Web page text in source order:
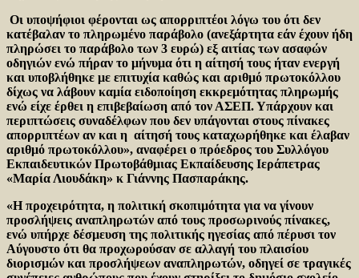
Οι υποψήφιοι φέρονται ως απορριπτέοι λόγω του ότι δεν
κατέβαλαν το πληρωμένο παράβολο (ανεξάρτητα εάν έχουν ήδη
πληρώσει το παράβολο των 3 ευρώ) εξ αιτίας των ασαφών
οδηγιών ενώ πήραν το μήνυμα ότι η αίτησή τους ήταν ενεργή
και υποβλήθηκε με επιτυχία καθώς και αριθμό πρωτοκόλλου
δίχως να λάβουν καμία ειδοποίηση εκκρεμότητας πληρωμής
ενώ είχε έρθει η επιβεβαίωση από τον ΑΣΕΠ. Υπάρχουν και
περιπτώσεις συναδέλφων που δεν υπάγονται στους πίνακες
απορριπτέων αν και η αίτησή τους καταχωρήθηκε και έλαβαν
αριθμό πρωτοκόλλου», αναφέρει ο πρόεδρος του Συλλόγου
Εκπαιδευτικών Πρωτοβάθμιας Εκπαίδευσης Ιεράπετρας
«Μαρία Λιουδάκη» κ Γιάννης Πασπαράκης.
«Η προχειρότητα, η πολιτική σκοπιμότητα για να γίνουν
προσλήψεις αναπληρωτών από τους προσωρινούς πίνακες,
ενώ υπήρχε δέσμευση της πολιτικής ηγεσίας από πέρυσι τον
Αύγουστο ότι θα προχωρούσαν σε αλλαγή του πλαισίου
διορισμών και προσλήψεων αναπληρωτών, οδηγεί σε τραγικές